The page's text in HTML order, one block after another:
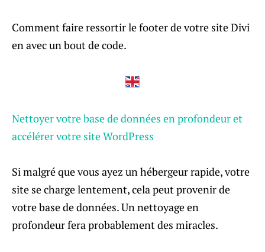
Comment faire ressortir le footer de votre site Divi
en avec un bout de code.
Nettoyer votre base de données en profondeur et
accélérer votre site WordPress
Si malgré que vous ayez un hébergeur rapide, votre
site se charge lentement, cela peut provenir de
votre base de données. Un nettoyage en
profondeur fera probablement des miracles.